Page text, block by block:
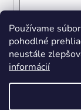
Používame
pohodlné
neustále
informácií
Vložením e-
osobných